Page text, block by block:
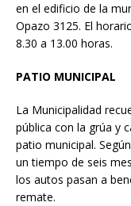
en el edificio de la
Opazo 3125. El
8.30 a 13.00 horas.
PATIO MUNICIPAL
La Municipalidad
pública con la grúa y
patio municipal.
un tiempo de seis
los autos pasan a
remate.